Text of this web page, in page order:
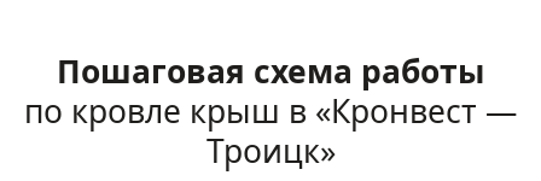
Пошаговая схема работы
по кровле крыш в «Кронвест —
Троицк»